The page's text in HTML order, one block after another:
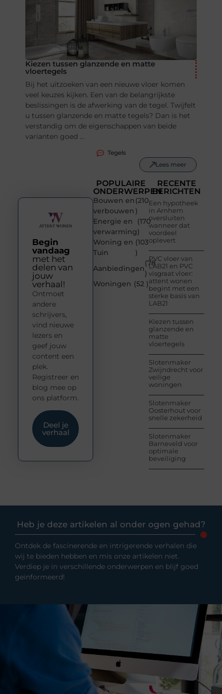
Kiezen tussen glanzende en matte
vloertegels
Bij het uitzoeken van een nieuwe vloer komen
veel keuzes kijken. Een van de belangrijkste
beslissingen is de afwerking van de tegel. Twijfelt
u tussen glanzende en matte tegels? Dan is het
verstandig om de eigenschappen van beide
varianten goed ...
Tegels
Lees meer
POPULAIRE
ONDERWERPEN
Bouwen en
verbouwen
(210
)
Energie en
verwarming
(170
)
Woning en
Tuin
(103
)
Aanbiedingen
(78
)
Woningen (52 )
RECENTE
BERICHTEN
Een hypotheek
in Arnhem
oversluiten
wanneer dat
voordeel
oplevert
PVC vloer van
LAB21 en PVC
visgraat vloer:
attent wonen
begint met een
sterke basis van
LAB21
Kiezen tussen
glanzende en
matte
vloertegels
Slotenmaker
Zwijndrecht voor
veilige
woningen
Slotenmaker
Oosterhout voor
snelle zekerheid
Slotenmaker
Barneveld voor
optimale
beveiliging
Begin
vandaag
met het
delen van
jouw
verhaal!
Ontmoet
andere
schrijvers,
vind nieuwe
lezers en
geef jouw
content een
plek.
Registreer en
blog mee op
ons platform.
Deel je
verhaal
Heb je deze artikelen al onder ogen gehad?
Ontdek de fascinerende en intrigerende verhalen die
wij te bieden hebben en mis onze artikelen niet.
Verdiep je in verschillende onderwerpen en blijf goed
geïnformeerd!